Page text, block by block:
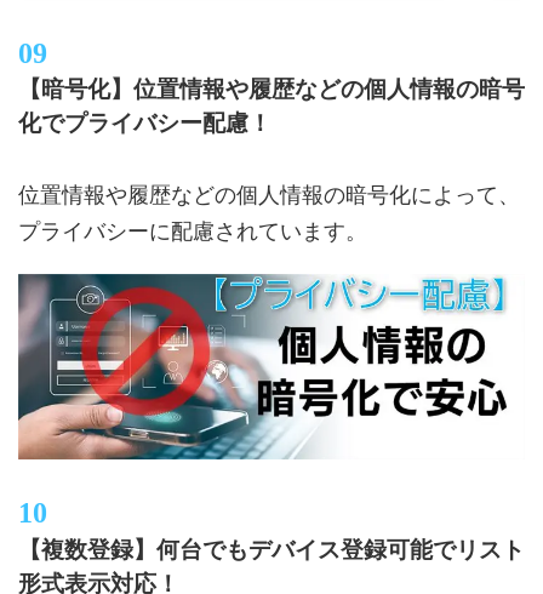
【暗号化】位置情報や履歴などの個人情報の暗号
化でプライバシー配慮！
位置情報や履歴などの個人情報の暗号化によって、
プライバシーに配慮されています。
【複数登録】何台でもデバイス登録可能でリスト
形式表示対応！